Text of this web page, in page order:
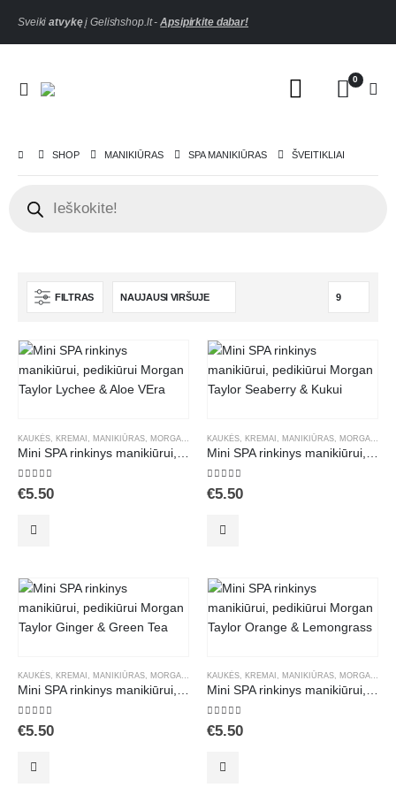
Sveikiatvykęį Gelishshop.lt -Apsipirkite dabar!
0
SHOP MANIKIŪRAS SPA MANIKIŪRAS ŠVEITIKLIAI
FILTRAS
KAUKĖS KREMAI MANIKIŪRAS MORGAN TAYLOR PRIEMONĖS , SPA MANIKIŪRAS,SPA
5.00out of 5
€5.50
KAUKĖS KREMAI MANIKIŪRAS MORGAN TAYLOR PRIEMONĖS
5.00out of 5
€5.50
KAUKĖS, KREMAI , MANIKIŪRAS, MORGAN TAYLOR PRIEMONĖS , SPA MANIKIŪRAS,SPA
Mini SPA rinkinys manikiūrui, pedikiūrui Morgan Taylor Ginger & Green Tea
5.00out of 5
€5.50
KAUKĖS, KREMAI , MANIKIŪRAS, MORGAN TAYLOR PRIEMONĖS
Mini SPA rinkinys manikiūrui, pedikiūrui Morgan Taylor Orange & Lemongrass
5.00out of 5
€5.50